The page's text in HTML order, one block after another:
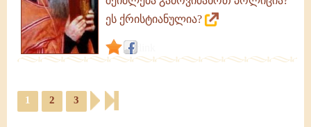
ეს ქრისტიანულია?
1 2 3